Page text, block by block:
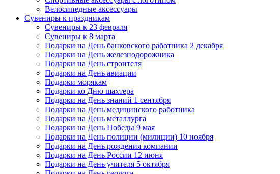
Велосипедные аксессуары
Сувениры к праздникам
Сувениры к 23 февраля
Сувениры к 8 марта
Подарки на День банковского работника 2 декабря
Подарки на День железнодорожника
Подарки на День строителя
Подарки на День авиации
Подарки морякам
Подарки ко Дню шахтера
Подарки на День знаний 1 сентября
Подарки на День медицинского работника
Подарки на День металлурга
Подарки на День Победы 9 мая
Подарки на День полиции (милиции) 10 ноября
Подарки на День рождения компании
Подарки на День России 12 июня
Подарки на День учителя 5 октября